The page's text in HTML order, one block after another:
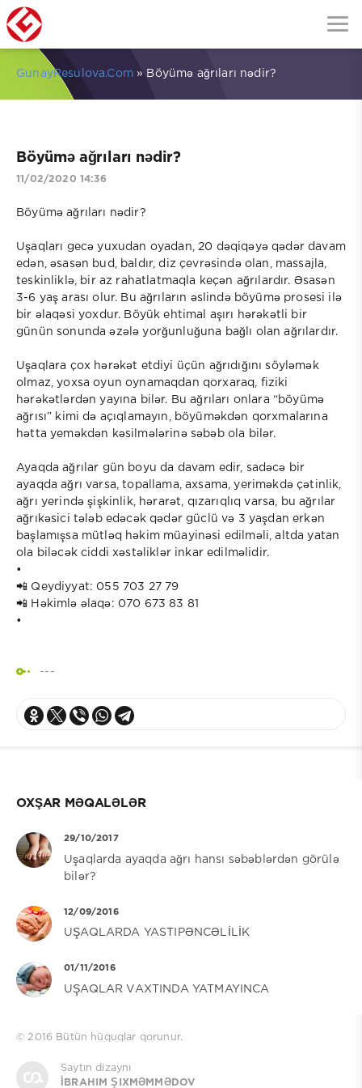
GunayResulova.Com» Böyümə ağrıları nədir?
Böyümə ağrıları nədir?
11/02/2020 14:36
Böyümə ağrıları nədir?
Uşaqları gecə yuxudan oyadan, 20 dəqiqəyə qədər davam
edən, əsasən bud, baldır, diz çevrəsində olan, massajla,
teskinliklə, bir az rahatlatmaqla keçən ağrılardır. Əsasən
3-6 yaş arası olur. Bu ağrıların əslində böyümə prosesi ilə
bir əlaqəsi yoxdur. Böyük ehtimal aşırı hərəkətli bir
günün sonunda əzələ yorğunluğuna bağlı olan ağrılardır.
Uşaqlara çox hərəkət etdiyi üçün ağrıdığını söyləmək
olmaz, yoxsa oyun oynamaqdan qorxaraq, fiziki
hərəkətlərdən yayına bilər. Bu ağrıları onlara “böyümə
ağrısı” kimi də açıqlamayın, böyüməkdən qorxmalarına
hətta yeməkdən kəsilmələrinə səbəb ola bilər.
Ayaqda ağrılar gün boyu da davam edir, sadəcə bir
ayaqda ağrı varsa, topallama, axsama, yeriməkdə çətinlik,
ağrı yerində şişkinlik, hərarət, qızarıqlıq varsa, bu ağrılar
ağrıkəsici tələb edəcək qədər güclü və 3 yaşdan erkən
başlamışsa mütləq həkim müayinəsi edilməli, altda yatan
ola biləcək ciddi xəstəliklər inkar edilməlidir.
•
📲 Qeydiyyat: 055 703 27 79
📲 Həkimlə əlaqə: 070 673 83 81
•
---
OXŞAR MƏQALƏLƏR
29/10/2017
Uşaqlarda ayaqda ağrı hansı səbəblərdən görülə
bilər?
12/09/2016
UŞAQLARDA YASTIPƏNCƏLİLİK
01/11/2016
UŞAQLAR VAXTINDA YATMAYINCA
© 2016 Bütün hüquqlar qorunur.
Saytın dizaynı
İBRAHIM ŞIXMƏMMƏDOV